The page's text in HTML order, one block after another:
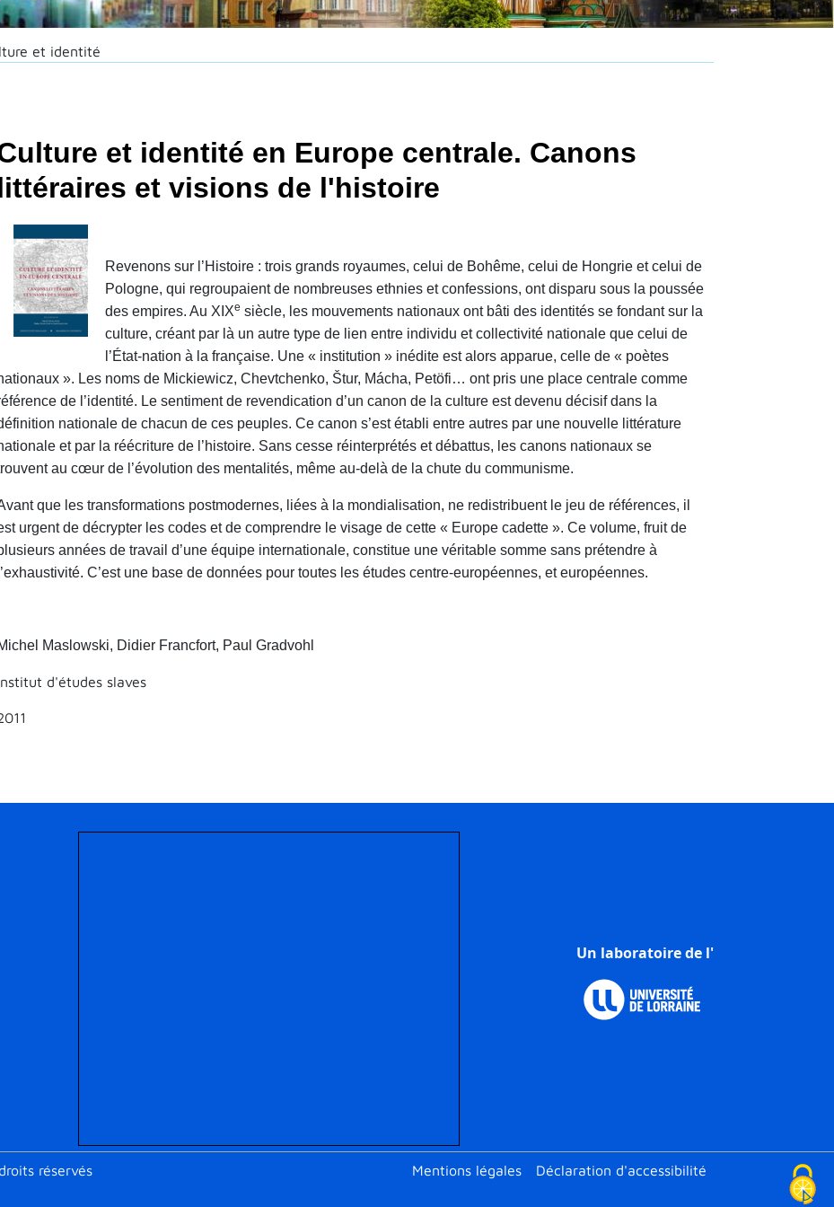
et identité
et identité en Europe centrale. Canons
et visions de l'histoire
Revenons sur l’Histoire : trois grands royaumes, celui de Bohême, celui de Hongrie et celui de
Pologne, qui regroupaient de nombreuses ethnies et confessions, ont disparu sous la poussée
des empires. Au XIXe siècle, les mouvements nationaux ont bâti des identités se fondant sur la
culture, créant par là un autre type de lien entre individu et collectivité nationale que celui de
l’État-nation à la française. Une « institution » inédite est alors apparue, celle de « poètes
». Les noms de Mickiewicz, Chevtchenko, Štur, Mácha, Petöfi… ont pris une place centrale comme
de l’identité. Le sentiment de revendication d’un canon de la culture est devenu décisif dans la
nationale de chacun de ces peuples. Ce canon s’est établi entre autres par une nouvelle littérature
et par la réécriture de l’histoire. Sans cesse réinterprétés et débattus, les canons nationaux se
au cœur de l’évolution des mentalités, même au-delà de la chute du communisme.
que les transformations postmodernes, liées à la mondialisation, ne redistribuent le jeu de références, il
urgent de décrypter les codes et de comprendre le visage de cette « Europe cadette ». Ce volume, fruit de
années de travail d’une équipe internationale, constitue une véritable somme sans prétendre à
l’exhaustivité. C’est une base de données pour toutes les études centre-européennes, et européennes.
Maslowski, Didier Francfort, Paul Gradvohl
d'études slaves
Un laboratoire de l'
réservés Footer
Mentions légales Déclaration d'accessibilité